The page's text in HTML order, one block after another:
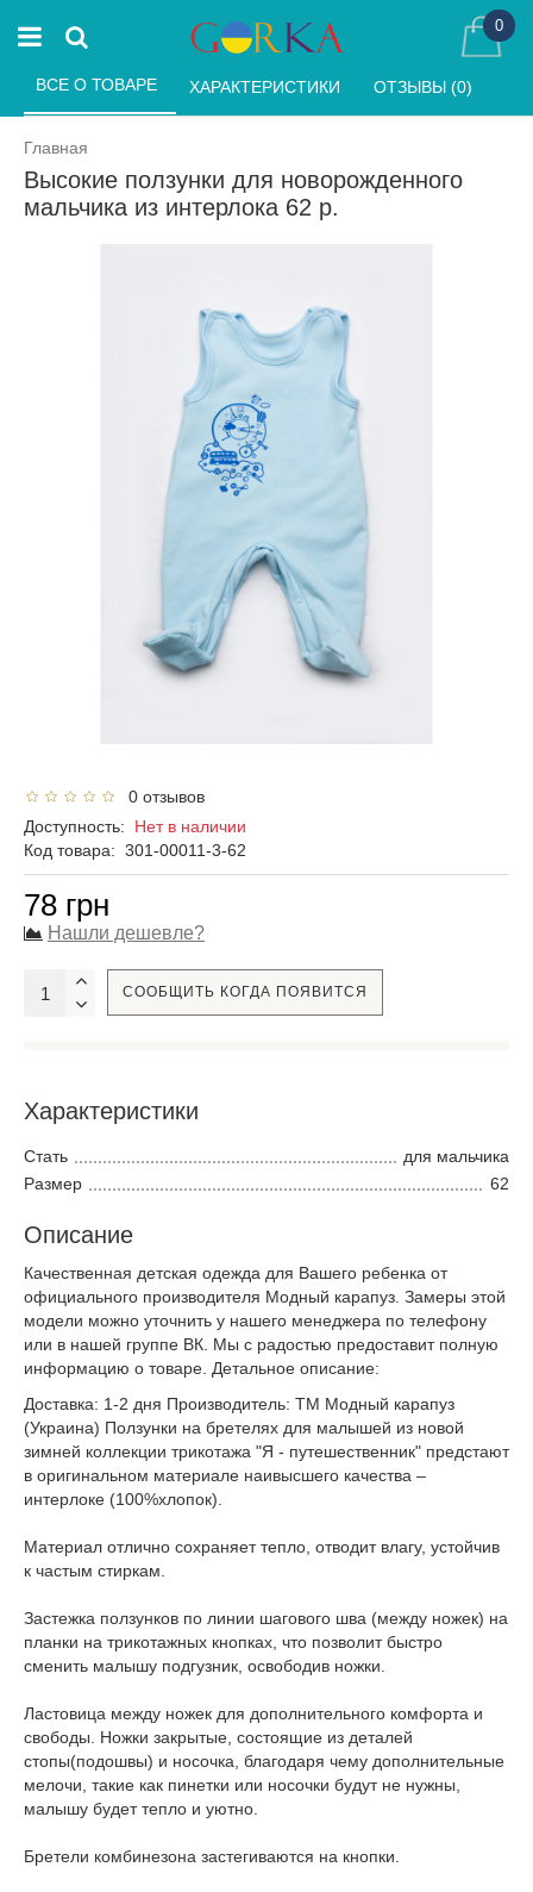
0
Главная
Высокие ползунки для новорожденного
мальчика из интерлока 62 р.
ВСЕ О ТОВАРЕ ХАРАКТЕРИСТИКИ ОТЗЫВЫ (0)
0 отзывов
Доступность: Нет в наличии
Код товара: 301-00011-3-62
78 грн
Нашли дешевле?
СООБЩИТЬ КОГДА ПОЯВИТСЯ
Характеристики
Стать
для мальчика
Размер
62
Описание
Качественная детская одежда для Вашего ребенка от
официального производителя Модный карапуз. Замеры этой
модели можно уточнить у нашего менеджера по телефону
или в нашей группе ВК. Мы с радостью предоставит полную
информацию о товаре. Детальное описание:
Доставка: 1-2 дня Производитель: ТМ Модный карапуз
(Украина) Ползунки на бретелях для малышей из новой
зимней коллекции трикотажа "Я - путешественник" предстают
в оригинальном материале наивысшего качества –
интерлоке (100%хлопок).
Материал отлично сохраняет тепло, отводит влагу, устойчив
к частым стиркам.
Застежка ползунков по линии шагового шва (между ножек) на
планки на трикотажных кнопках, что позволит быстро
сменить малышу подгузник, освободив ножки.
Ластовица между ножек для дополнительного комфорта и
свободы. Ножки закрытые, состоящие из деталей
стопы(подошвы) и носочка, благодаря чему дополнительные
мелочи, такие как пинетки или носочки будут не нужны,
малышу будет тепло и уютно.
Бретели комбинезона застегиваются на кнопки.